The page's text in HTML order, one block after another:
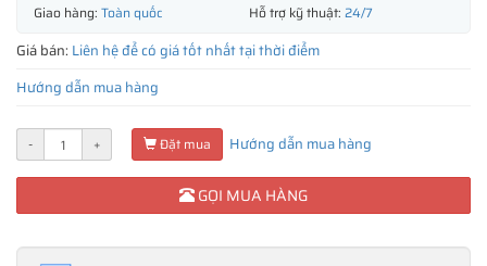
Giao hàng: Toàn quốc Hỗ trợ kỹ thuật: 24/7
Giá bán: Liên hệ để có giá tốt nhất tại thời điểm
Hướng dẫn mua hàng
- + Đặt mua Hướng dẫn mua hàng
GỌI MUA HÀNG